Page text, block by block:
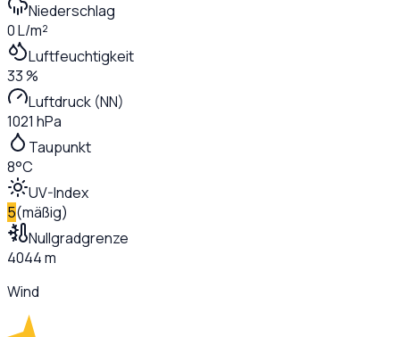
Niederschlag
0 L/m²
Luftfeuchtigkeit
33 %
Luftdruck (NN)
1021 hPa
Taupunkt
8°C
UV-Index
5(mäßig)
Nullgradgrenze
4044 m
Wind